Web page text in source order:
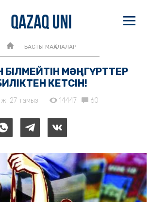
БАСТЫ МАҚАЛАЛАР
БІЛМЕЙТІН МӘҢГҮРТТЕР
КЕТСІН!
ж. 27 тамыз 14447 60